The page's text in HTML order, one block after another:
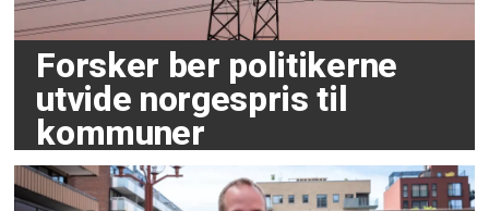
Forsker ber politikerne
utvide norgespris til
kommuner